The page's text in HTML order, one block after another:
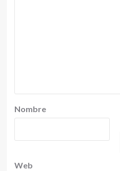
Nombre
Web